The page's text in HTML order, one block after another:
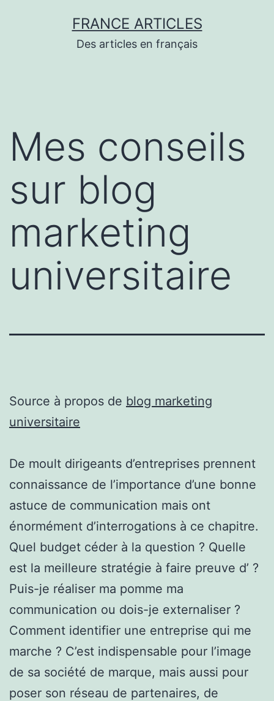
FRANCE ARTICLES
Des articles en français
Mes conseils
sur blog
marketing
universitaire
Source à propos de blog marketing
universitaire
De moult dirigeants d’entreprises prennent
connaissance de l’importance d’une bonne
astuce de communication mais ont
énormément d’interrogations à ce chapitre.
Quel budget céder à la question ? Quelle
est la meilleure stratégie à faire preuve d’ ?
Puis-je réaliser ma pomme ma
communication ou dois-je externaliser ?
Comment identifier une entreprise qui me
marche ? C’est indispensable pour l’image
de sa société de marque, mais aussi pour
poser son réseau de partenaires, de